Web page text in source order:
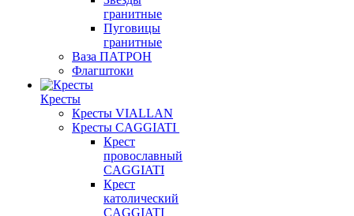
гранитные
Пуговицы
гранитные
Ваза ПАТРОН
Флагштоки
Кресты
Кресты VIALLAN
Кресты CAGGIATI
Крест
провославный
CAGGIATI
Крест
католический
CAGGIATI